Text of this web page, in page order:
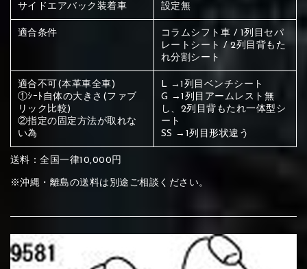
赤く塗られている場所を選択
ください
メイン生地は下記16種類からご選択ください。
①Beige
赤く塗られている部分にカラ
ー選択ください
刺繍は下記21種類からご選択ください。
赤く塗られている場所を選択
ください
赤く塗られている場所を選択
サイドエアバック装着車 設定無
適合条件
コラムシフト車 / 1列目セパ
レートシート / 2列目背もた
れ分割シート
適合不可(本革車全車)
①ｼｰﾄ自体の大きさ(ファブ
リック比較)
②指定の固定方法が取れな
い為
L →1列目ベンチシート
G →1列目アームレスト無
し、2列目背もたれ一体型シ
ート
SS →1列目形状違う
送料：全国一律10,000円
※沖縄・離島の送料は別途ご相談ください。